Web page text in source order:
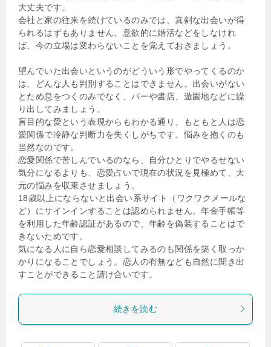
大丈夫です。
会社と家の往来を続けているのみでは、真剣な出会いが得
られるはずもありません。意欲的に婚活などをしなけれ
ば、今の立場は変わらないことを覚えておきましょう。
望んでいた出会いというのがどういう形でやってくるのか
は、どんな人も判別することはできません。出会いがない
とため息をつくのみでなく、バーや書店、遊園地などに繰
り出してみましょう。
盲目的な愛という表現からもわかる通り、もともと人は恋
愛関係で冷静な判断力を失くしがちです。悩みを抱くのも
当然なのです。
恋愛関係で苦しんでいるのなら、自分ひとりでやるせない
気分になるよりも、恋愛占いで現在の状況を見極めて、大
元の悩みを収束させましょう。
18歳以上にならないと出会い系サイト（ワクワクメールな
ど）にサインインすることは認められません。年金手帳等
を利用した年齢認証があるので、年齢を偽装することはで
きないためです。
気になる人に自ら恋愛相談してみるのも関係を築く取っか
かりになることでしょう。恋人の有無なども自然に聞き出
すことができること請け合いです。
続きを読む